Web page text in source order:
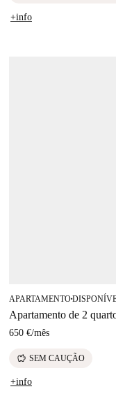
+info
APARTAMENTO■
Apartamento de 2
650 €/mês
savings SEM CAUÇÃO
+info